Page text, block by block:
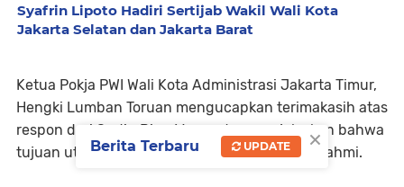
Syafrin Lipoto Hadiri Sertijab Wakil Wali Kota
Jakarta Selatan dan Jakarta Barat
Ketua Pokja PWI Wali Kota Administrasi Jakarta Timur,
Hengki Lumban Toruan mengucapkan terimakasih atas
respon dari Sudin Bina Marga dan menjelaskan bahwa
tujuan utama audiensi tersebut adalah silaturahmi.
×
Berita Terbaru UPDATE